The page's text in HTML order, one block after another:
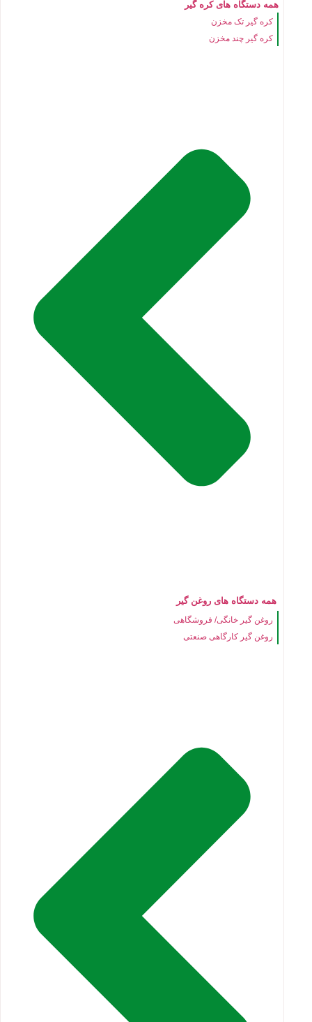
همه دستگاه های کره گیر
کره گیر تک مخزن
کره گیر چند مخزن
همه دستگاه های روغن گیر
روغن گیر خانگی/ فروشگاهی
روغن گیر کارگاهی صنعتی